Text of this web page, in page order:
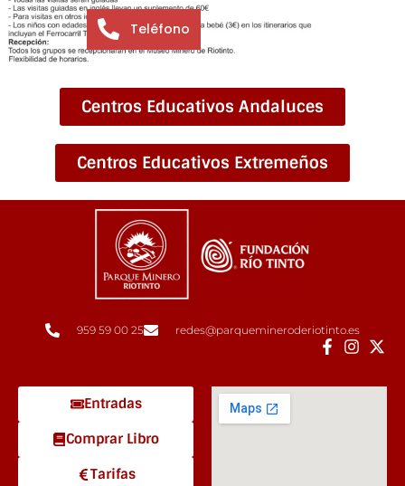
Centros Educativos Andaluces
Centros Educativos Extremeños
959 59 00 25 redes@parquemineroderiotinto.es
Entradas
Comprar Libro
Tarifas
Teléfono